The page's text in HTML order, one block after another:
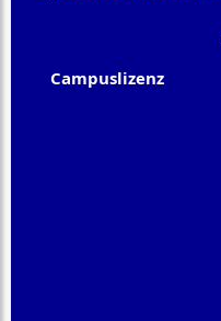
Campuslizenz